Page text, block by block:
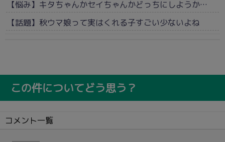
【悩み】キタちゃんかセイちゃんかどっちにしようか…
【話題】秋ウマ娘って実はくれる子すごい少ないよね
この件についてどう思う？
コメント一覧